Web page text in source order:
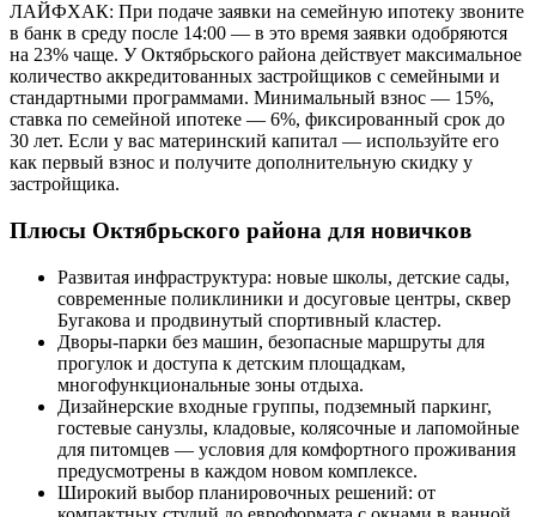
ЛАЙФХАК: При подаче заявки на семейную ипотеку звоните
в банк в среду после 14:00 — в это время заявки одобряются
на 23% чаще. У Октябрьского района действует максимальное
количество аккредитованных застройщиков с семейными и
стандартными программами. Минимальный взнос — 15%,
ставка по семейной ипотеке — 6%, фиксированный срок до
30 лет. Если у вас материнский капитал — используйте его
как первый взнос и получите дополнительную скидку у
застройщика.
Плюсы Октябрьского района для новичков
Развитая инфраструктура: новые школы, детские сады,
современные поликлиники и досуговые центры, сквер
Бугакова и продвинутый спортивный кластер.
Дворы-парки без машин, безопасные маршруты для
прогулок и доступа к детским площадкам,
многофункциональные зоны отдыха.
Дизайнерские входные группы, подземный паркинг,
гостевые санузлы, кладовые, колясочные и лапомойные
для питомцев — условия для комфортного проживания
предусмотрены в каждом новом комплексе.
Широкий выбор планировочных решений: от